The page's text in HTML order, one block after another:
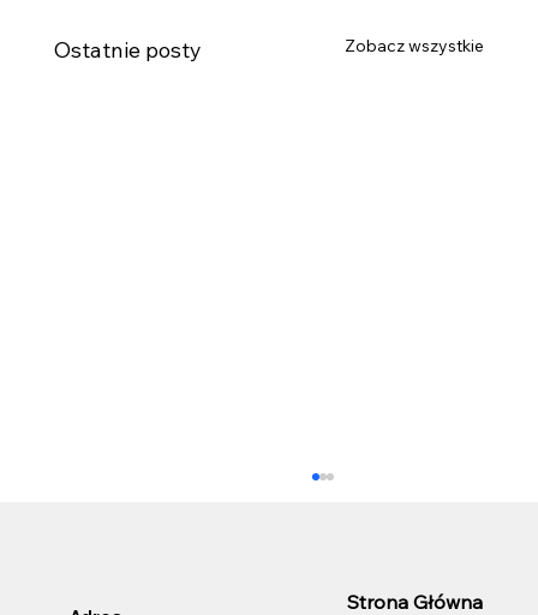
Ostatnie posty Zobacz wszystkie
Strona Główna